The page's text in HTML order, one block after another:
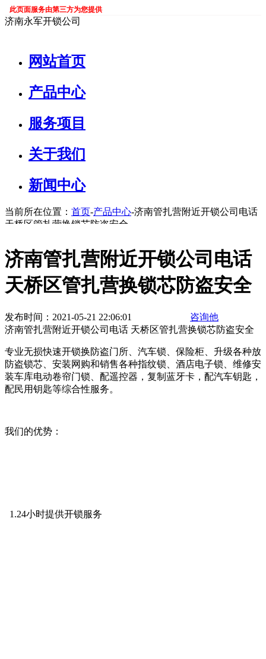
此页面服务由第三方为您提供
济南永军开锁公司
网站首页
产品中心
服务项目
关于我们
新闻中心
当前所在位置： 首页-产品中心-济南管扎营附近开锁公司电话
天桥区管扎营换锁芯防盗安全
济南管扎营附近开锁公司电话
天桥区管扎营换锁芯防盗安全
发布时间：2021-05-21 22:06:01
咨询他
济南管扎营附近开锁公司电话 天桥区管扎营换锁芯防盗安全
专业无损快速开锁换防盗门所、汽车锁、保险柜、升级各种放
防盗锁芯、安装网购和销售各种指纹锁、酒店电子锁、维修安
装车库电动卷帘门锁、配遥控器，复制蓝牙卡，配汽车钥匙，
配民用钥匙等综合性服务。
我们的优势：
1.24小时提供开锁服务